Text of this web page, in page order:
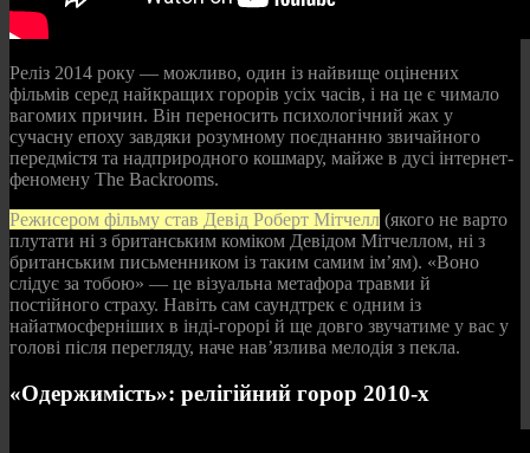
Реліз 2014 року — можливо, один із найвище оцінених
фільмів серед найкращих горорів усіх часів, і на це є чимало
вагомих причин. Він переносить психологічний жах у
сучасну епоху завдяки розумному поєднанню звичайного
передмістя та надприродного кошмару, майже в дусі інтернет-
феномену The Backrooms.
Режисером фільму став Девід Роберт Мітчелл (якого не варто
плутати ні з британським коміком Девідом Мітчеллом, ні з
британським письменником із таким самим ім’ям). «Воно
слідує за тобою» — це візуальна метафора травми й
постійного страху. Навіть сам саундтрек є одним із
найатмосферніших в інді-горорі й ще довго звучатиме у вас у
голові після перегляду, наче нав’язлива мелодія з пекла.
«Одержимість»: релігійний горор 2010-х